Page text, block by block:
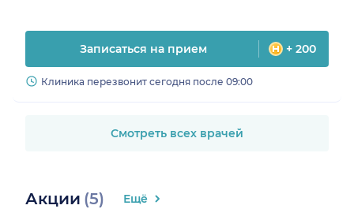
Записаться на прием + 200
Клиника перезвонит сегодня после 09:00
Смотреть всех врачей
Акции (5) Ещё